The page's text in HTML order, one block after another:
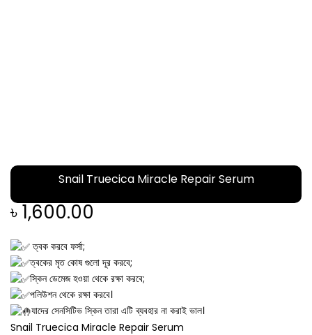
Snail Truecica Miracle Repair Serum
৳1,600.00
ত্বক করবে ফর্সা;
ত্বকের মৃত কোষ গুলো দূর করবে;
স্কিন ডেমেজ হওয়া থেকে রক্ষা করবে;
পলিউশন থেকে রক্ষা করবে।
যাদের সেনসিটিভ স্কিন তারা এটি ব্যবহার না করাই ভাল।
Snail Truecica Miracle Repair Serum